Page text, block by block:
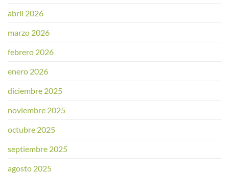
abril 2026
marzo 2026
febrero 2026
enero 2026
diciembre 2025
noviembre 2025
octubre 2025
septiembre 2025
agosto 2025